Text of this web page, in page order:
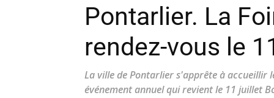
Pontarlier. La
rendez-vous le
La ville de Pontarlier s'apprête à accueillir
événement annuel qui revient le 11 juillet